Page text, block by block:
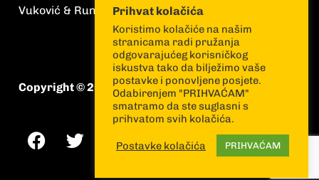
Vuković & Runjić
Copyright © 2026 Vuković & Runjić
Prihvat kolačića
Koristimo kolačiće na našim
stranicama radi pružanja
odgovarajućeg korisničkog
iskustva tako da bilježimo vaše
postavke i ponovljene posjete.
Odabirenjem "PRIHVAĆAM"
smatramo da ste suglasni s
prihvatom svih kolačića.
Postavke kolačića PRIHVAĆAM